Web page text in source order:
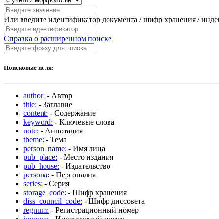
Или введите идентификатор документа / шифр хранения /
Справка о расширенном поиске
Поисковые поля:
author: - Автор
title: - Заглавие
content: - Содержание
keyword: - Ключевые слова
note: - Аннотация
theme: - Тема
person_name: - Имя лица
pub_place: - Место издания
pub_house: - Издательство
persona: - Персоналия
series: - Серия
storage_code: - Шифр хранения
diss_council_code: - Шифр диссовета
regnum: - Регистрационный номер